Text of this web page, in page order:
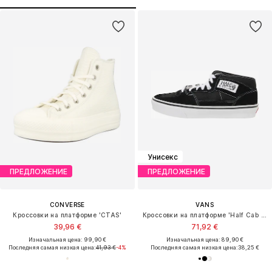
ПРЕДЛОЖЕНИЕ
CONVERSE
Кроссовки на платформе 'CTAS'
39,96 €
Изначальная цена: 99,90 €
Последняя самая низкая цена:41,93 €-4%
Унисекс
ПРЕДЛОЖЕНИЕ
VANS
71,92 €
Изначальная цена: 89,90 €
Последняя самая низкая цена:38,25 €